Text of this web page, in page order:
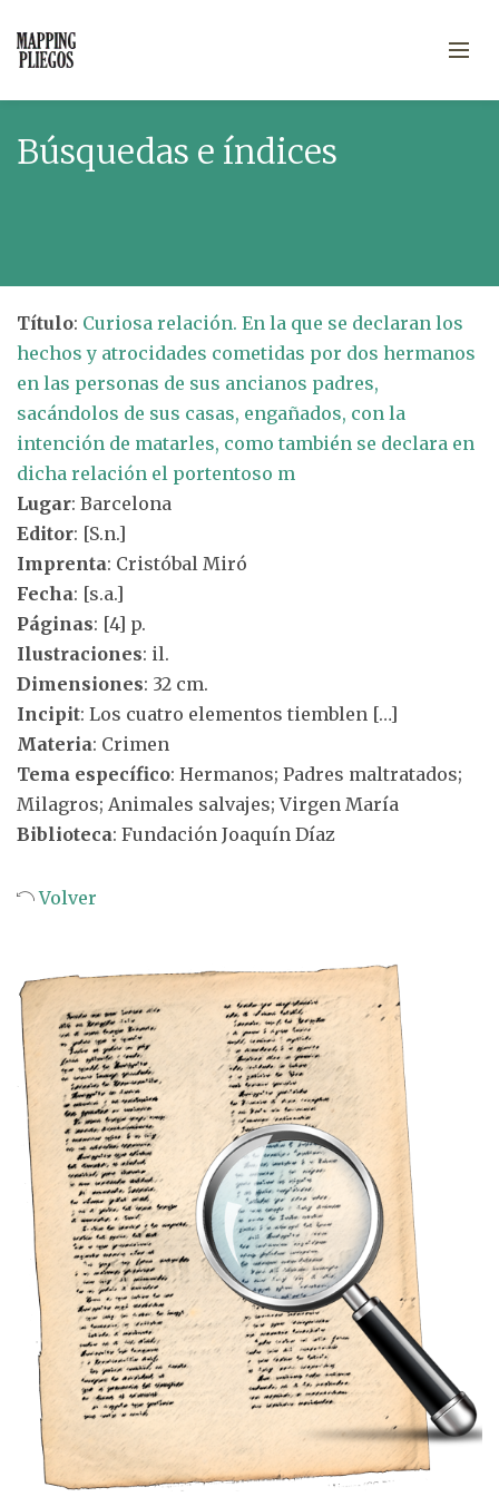
Búsquedas e índices
Título: Curiosa relación. En la que se declaran los
hechos y atrocidades cometidas por dos hermanos
en las personas de sus ancianos padres,
sacándolos de sus casas, engañados, con la
intención de matarles, como también se declara en
dicha relación el portentoso m
Lugar: Barcelona
Editor: [S.n.]
Imprenta: Cristóbal Miró
Fecha: [s.a.]
Páginas: [4] p.
Ilustraciones: il.
Dimensiones: 32 cm.
Incipit: Los cuatro elementos tiemblen […]
Materia: Crimen
Tema específico: Hermanos; Padres maltratados;
Milagros; Animales salvajes; Virgen María
Biblioteca: Fundación Joaquín Díaz
Volver